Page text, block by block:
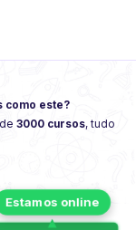
como este?
3000 cursos, tudo